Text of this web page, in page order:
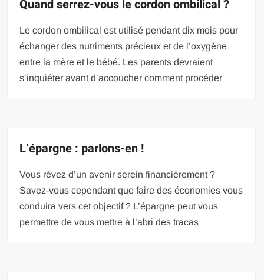
Quand serrez-vous le cordon ombilical ?
Le cordon ombilical est utilisé pendant dix mois pour
échanger des nutriments précieux et de l’oxygène
entre la mère et le bébé. Les parents devraient
s’inquiéter avant d’accoucher comment procéder
L’épargne : parlons-en !
Vous rêvez d’un avenir serein financièrement ?
Savez-vous cependant que faire des économies vous
conduira vers cet objectif ? L’épargne peut vous
permettre de vous mettre à l’abri des tracas